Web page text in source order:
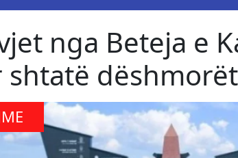
nga Beteja e
shtatë